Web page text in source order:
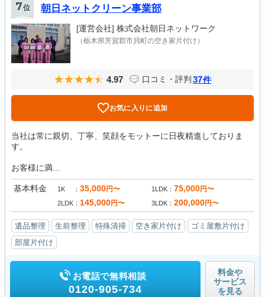
7位 朝日ネットクリーン事業部
[運営会社] 株式会社朝日ネットワーク
（栃木県芳賀郡市貝町の空き家片付け）
4.97 口コミ・評判 37件
お気に入りに追加
当社は常に親切、丁寧、笑顔をモットーに日夜精進しておりま
す。
お客様に満...
基本料金 1K 35,000円〜 1LDK 75,000円〜
2LDK 145,000円〜 3LDK 200,000円〜
遺品整理 生前整理 特殊清掃 空き家片付け
ゴミ屋敷片付け
部屋片付け
お電話で無料相談
0120-905-734
料金や
サービス
を見る